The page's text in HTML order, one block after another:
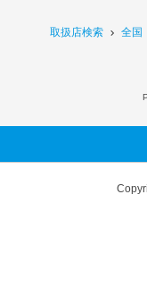
取扱店検索 全国